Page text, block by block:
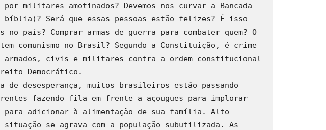
militares amotinados? Devemos nos curvar a Bancada
bíblia)? Será que essas pessoas estão felizes? É isso
no país? Comprar armas de guerra para combater quem? O
tem comunismo no Brasil? Segundo a Constituição, é crime
armados, civis e militares contra a ordem constitucional
Democrático.
de desesperança, muitos brasileiros estão passando
fazendo fila em frente a açougues para implorar
para adicionar à alimentação de sua família. Alto
situação se agrava com a população subutilizada. As